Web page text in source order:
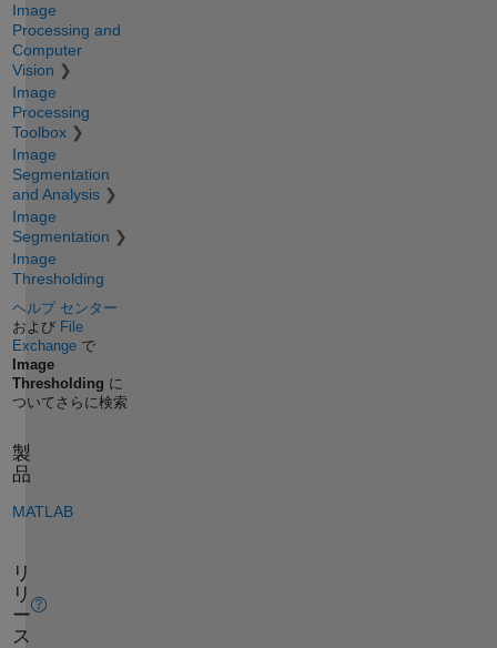
Image
Processing and
Computer
Vision
Image
Processing
Toolbox
Image
Segmentation
and Analysis
Image
Segmentation
Image
Thresholding
ヘルプ センター
および File
Exchangeで
Image
Thresholding に
ついてさらに検索
製
品
MATLAB
リ
リ
ー
ス